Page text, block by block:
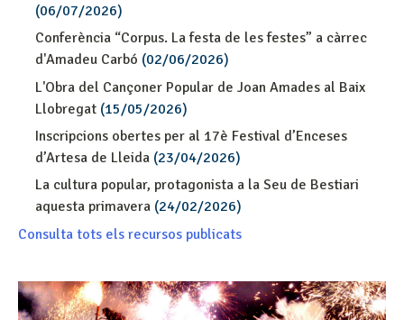
(06/07/2026)
Conferència “Corpus. La festa de les festes” a càrrec
d'Amadeu Carbó (02/06/2026)
L'Obra del Cançoner Popular de Joan Amades al Baix
Llobregat (15/05/2026)
Inscripcions obertes per al 17è Festival d’Enceses
d’Artesa de Lleida (23/04/2026)
La cultura popular, protagonista a la Seu de Bestiari
aquesta primavera (24/02/2026)
Consulta tots els recursos publicats